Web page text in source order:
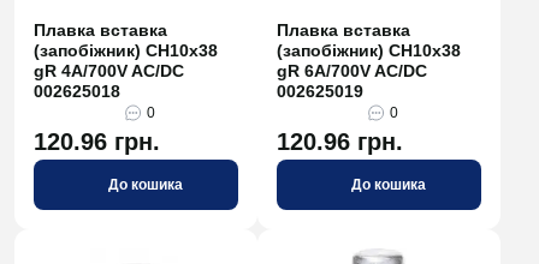
Плавка вставка
(запобіжник) CH10x38
gR 4A/700V AC/DC
002625018
0
120.96 грн.
До кошика
Плавка вставка
(запобіжник) CH10x38
gR 6A/700V AC/DC
002625019
0
120.96 грн.
До кошика